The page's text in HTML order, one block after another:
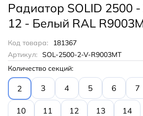
Радиатор SOLID 2500
12 - Белый RAL
Код товара:
181367
Артикул: SOL-2500-2-V-R9003MT
Количество секций:
2 3 4 5 6 7
10 11 12 13 14